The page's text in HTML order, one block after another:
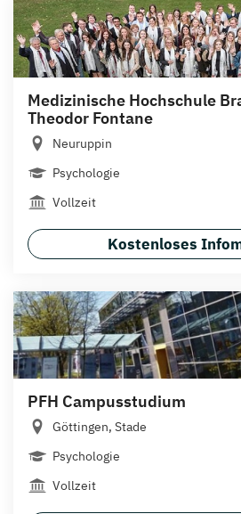
Medizinische Hochschule
Theodor Fontane
Neuruppin
Psychologie
Vollzeit
Kostenloses
PFH Campusstudium
Göttingen, Stade
Psychologie
Vollzeit